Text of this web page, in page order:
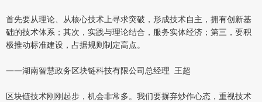
首先要从理论、从核心技术上寻求突破，形成技术自主，拥有创新基
础的技术体系；其次，实践与理论结合，服务实体经济；第三，要积
极推动标准建设，占据规则制定高点。
——湖南智慧政务区块链科技有限公司总经理 王超
区块链技术刚刚起步，机会非常多。我们要摒弃炒作心态，重视技术